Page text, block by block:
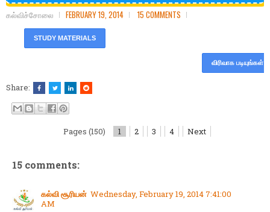
கல்விச்சோலை FEBRUARY 19, 2014 15 COMMENTS
STUDY MATERIALS
விரிவாக படியுங்கள்
Share:
Pages (150) 1 2 3 4 Next
15 comments:
கல்வி சூரியன் Wednesday, February 19, 2014 7:41:00
AM